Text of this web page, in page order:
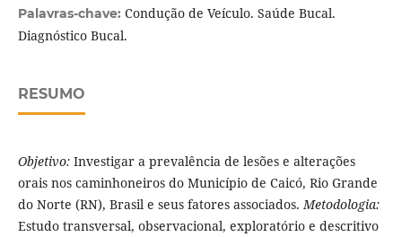
Palavras-chave: Condução de Veículo. Saúde Bucal.
Diagnóstico Bucal.
RESUMO
Objetivo:Investigar a prevalência de lesões e alterações
orais nos caminhoneiros do Município de Caicó, Rio Grande
do Norte (RN), Brasil e seus fatores associados. Metodologia:
Estudo transversal, observacional, exploratório e descritivo